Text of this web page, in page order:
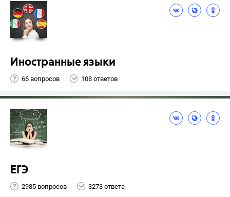
Иностранные языки
66 вопросов 108 ответов
ЕГЭ
2985 вопросов 3273 ответа